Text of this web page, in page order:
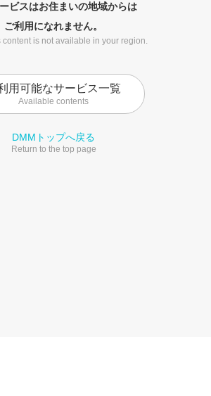
ビスはお住まいの地域からは
ご利用になれません。
content is not available in your region.
用可能なサービス一覧
Available contents
DMMトップへ戻る
Return to the top page